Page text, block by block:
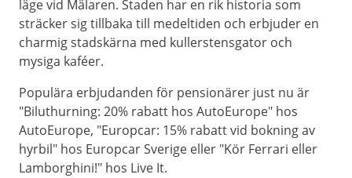
läge vid Mälaren. Staden har en rik historia som
sträcker sig tillbaka till medeltiden och erbjuder en
charmig stadskärna med kullerstensgator och
mysiga kaféer.
Populära erbjudanden för pensionärer just nu är
"Biluthurning: 20% rabatt hos AutoEurope" hos
AutoEurope, "Europcar: 15% rabatt vid bokning av
hyrbil" hos Europcar Sverige eller "Kör Ferrari eller
Lamborghini!" hos Live It.